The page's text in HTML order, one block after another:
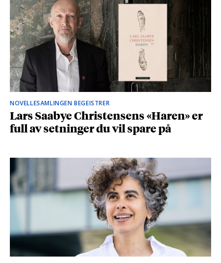
NOVELLESAMLINGEN BEGEISTRER
Lars Saabye Christensens «Haren» er
full av setninger du vil spare på